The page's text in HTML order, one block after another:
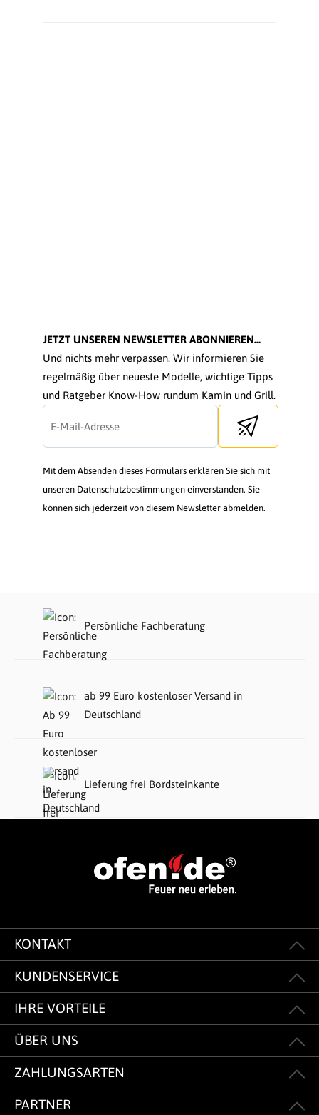
JETZT UNSEREN NEWSLETTER ABONNIEREN...
Und nichts mehr verpassen. Wir informieren Sie
regelmäßig über neueste Modelle, wichtige Tipps
und Ratgeber Know-How rundum Kamin und Grill.
Send newsletter
Mit dem Absenden dieses Formulars erklären Sie sich mit
unseren Datenschutzbestimmungen einverstanden. Sie
können sich jederzeit von diesem Newsletter abmelden.
Persönliche Fachberatung
ab 99 Euro kostenloser Versand in
Deutschland
Lieferung frei Bordsteinkante
KONTAKT
KUNDENSERVICE
IHRE VORTEILE
ÜBER UNS
ZAHLUNGSARTEN
PARTNER